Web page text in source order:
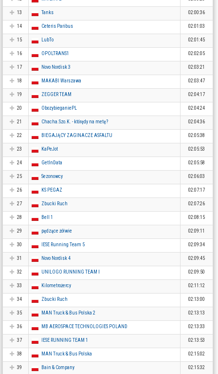
13 Tanks 02:00:36
14 Ceteris Paribus 02:01:03
15 LubTo 02:01:45
16 OPOLTRANS1 02:02:05
17 Novo Nordisk 3 02:03:21
18 MAKABI Warszawa 02:03:47
19 ZEGGER TEAM 02:04:17
20 ObozybieganiePL 02:04:24
21 Chacha.Szo.K. - którędy na metę? 02:04:36
22 BIEGAJĄCY ZAGINACZE ASFALTU 02:05:38
23 KaPeJot 02:05:53
24 GetInData 02:05:58
25 Sezonowcy 02:06:03
26 KS PEGAZ 02:07:17
27 Zbucki Ruch 02:07:26
28 Bell 1 02:08:15
29 pędzące żółwie 02:09:11
30 IESE Running Team 5 02:09:34
31 Novo Nordisk 4 02:09:45
32 UNILOGO RUNNING TEAM I 02:09:50
33 Kilometrożercy 02:11:12
34 Zbucki Ruch 02:13:00
35 MAN Truck & Bus Polska 2 02:13:13
36 MB AEROSPACE TECHNOLOGIES POLAND 02:13:33
37 IESE RUNNING TEAM 1 02:13:53
38 MAN Truck & Bus Polska 02:15:02
39 Bain & Company 02:15:32